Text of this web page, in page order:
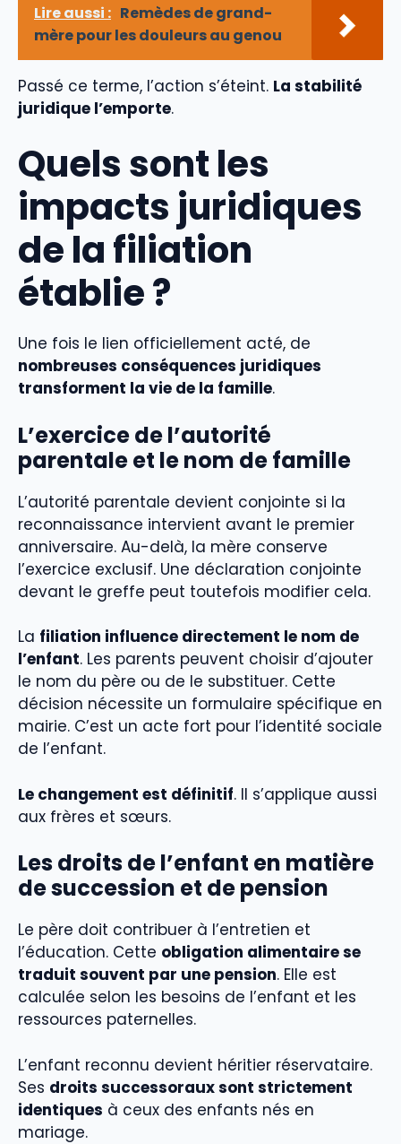
Lire aussi : Remèdes de grand-
mère pour les douleurs au genou
Passé ce terme, l’action s’éteint. La stabilité
juridique l’emporte.
Quels sont les
impacts juridiques
de la filiation
établie ?
Une fois le lien officiellement acté, de
nombreuses conséquences juridiques
transforment la vie de la famille.
L’exercice de l’autorité
parentale et le nom de famille
L’autorité parentale devient conjointe si la
reconnaissance intervient avant le premier
anniversaire. Au-delà, la mère conserve
l’exercice exclusif. Une déclaration conjointe
devant le greffe peut toutefois modifier cela.
La filiation influence directement le nom de
l’enfant. Les parents peuvent choisir d’ajouter
le nom du père ou de le substituer. Cette
décision nécessite un formulaire spécifique en
mairie. C’est un acte fort pour l’identité sociale
de l’enfant.
Le changement est définitif. Il s’applique aussi
aux frères et sœurs.
Les droits de l’enfant en matière
de succession et de pension
Le père doit contribuer à l’entretien et
l’éducation. Cette obligation alimentaire se
traduit souvent par une pension. Elle est
calculée selon les besoins de l’enfant et les
ressources paternelles.
L’enfant reconnu devient héritier réservataire.
Ses droits successoraux sont strictement
identiques à ceux des enfants nés en
mariage.